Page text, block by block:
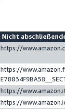
Nicht
https://
https://
https://
https://